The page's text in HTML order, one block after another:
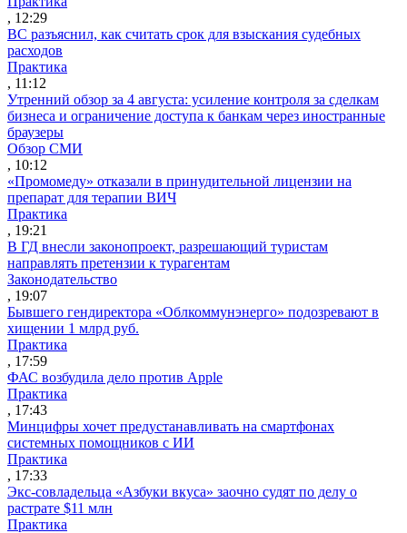
, 12:29
ВС разъяснил, как считать срок для взыскания судебных
расходов
Практика
, 11:12
Утренний обзор за 4 августа: усиление контроля за сделкам
бизнеса и ограничение доступа к банкам через иностранные
браузеры
Обзор СМИ
, 10:12
«Промомеду» отказали в принудительной лицензии на
препарат для терапии ВИЧ
Практика
, 19:21
В ГД внесли законопроект, разрешающий туристам
направлять претензии к турагентам
Законодательство
, 19:07
Бывшего гендиректора «Облкоммунэнерго» подозревают в
хищении 1 млрд руб.
Практика
, 17:59
ФАС возбудила дело против Apple
Практика
, 17:43
Минцифры хочет предустанавливать на смартфонах
системных помощников с ИИ
Практика
, 17:33
Экс-совладельца «Азбуки вкуса» заочно судят по делу о
растрате $11 млн
Практика